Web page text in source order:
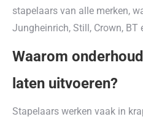
stapelaars van alle merken,
Jungheinrich, Still, Crown, BT
Waarom
laten uitvoeren?
Stapelaars werken vaak in